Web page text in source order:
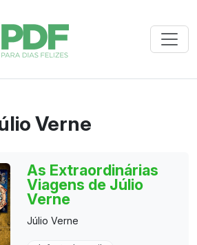
Verne
As Extraordinárias
Viagens de Júlio
Verne
Júlio Verne